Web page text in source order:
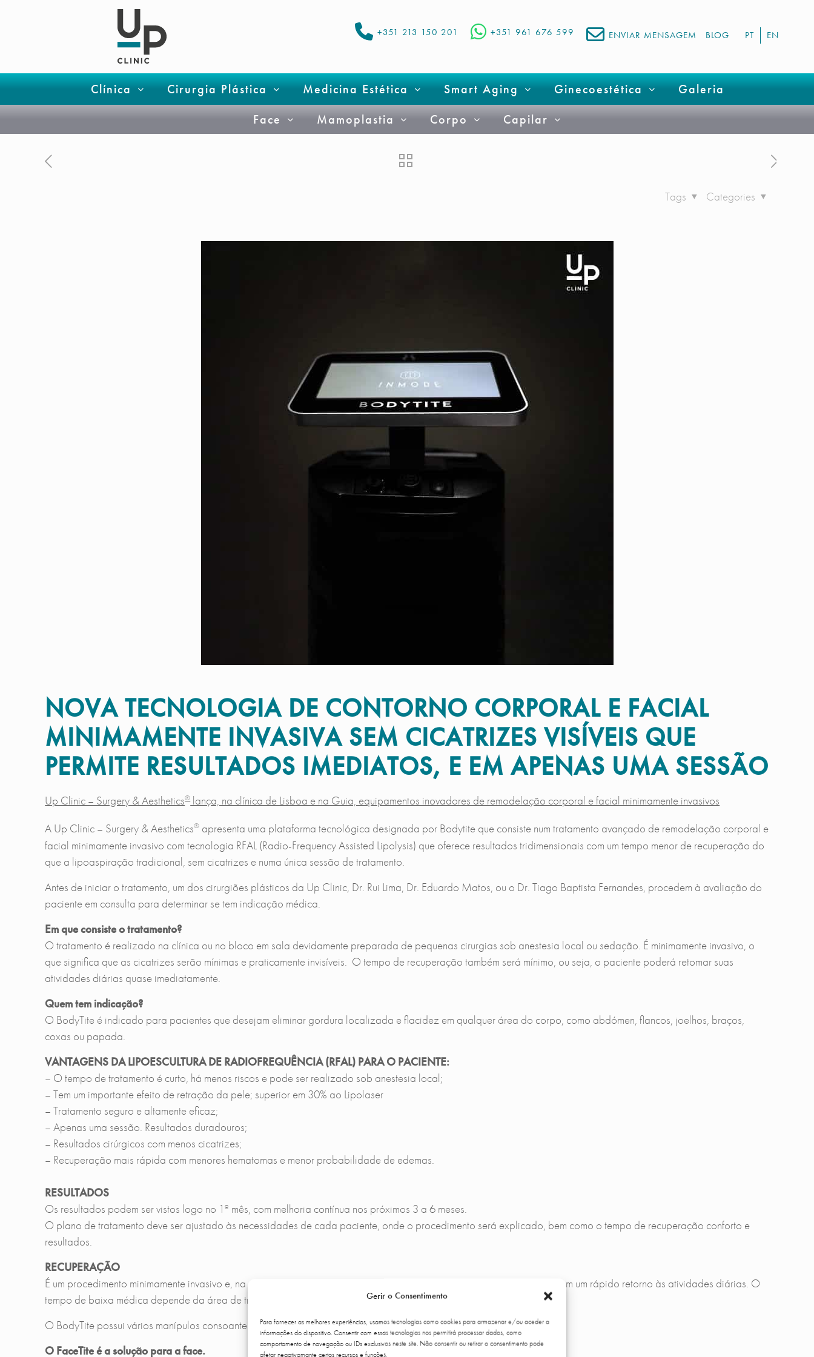
Gerir o Consentimento
Para fornecer as melhores experiências, usamos tecnologias como cookies para armazenar e/ou aceder a
informações do dispositivo. Consentir com essas tecnologias nos permitirá processar dados, como
comportamento de navegação ou IDs exclusivos neste site. Não consentir ou retirar o consentimento pode
afetar negativamante certos recursos e funções.
PT EN
BLOG
ENVIAR MENSAGEM
+351 961 676 599
+351 213 150 201
Clínica Cirurgia Plástica Medicina Estética Smart Aging Ginecoestética
Galeria
Face
Mamoplastia Corpo Capilar
Categories
Tags
NOVA TECNOLOGIA DE CONTORNO CORPORAL E FACIAL
MINIMAMENTE INVASIVA SEM CICATRIZES VISÍVEIS QUE
PERMITE RESULTADOS IMEDIATOS, E EM APENAS UMA SESSÃO
Up Clinic – Surgery & Aesthetics®lança, na clínica de Lisboa e na Guia, equipamentos inovadores de remodelação corporal e facial minimamente invasivos
A Up Clinic – Surgery & Aesthetics® apresenta uma plataforma tecnológica designada por Bodytite que consiste num tratamento avançado de remodelação corporal e
facial minimamente invasivo com tecnologia RFAL (Radio-Frequency Assisted Lipolysis) que oferece resultados tridimensionais com um tempo menor de recuperação do
que a lipoaspiração tradicional, sem cicatrizes e numa única sessão de tratamento.
Antes de iniciar o tratamento, um dos cirurgiões plásticos da Up Clinic, Dr. Rui Lima, Dr. Eduardo Matos, ou o Dr. Tiago Baptista Fernandes, procedem à avaliação do
paciente em consulta para determinar se tem indicação médica.
Em que consiste o tratamento?
O tratamento é realizado na clínica ou no bloco em sala devidamente preparada de pequenas cirurgias sob anestesia local ou sedação. É minimamente invasivo, o
que significa que as cicatrizes serão mínimas e praticamente invisíveis. O tempo de recuperação também será mínimo, ou seja, o paciente poderá retomar suas
atividades diárias quase imediatamente.
Quem tem indicação?
O BodyTite é indicado para pacientes que desejam eliminar gordura localizada e flacidez em qualquer área do corpo, como abdómen, flancos, joelhos, braços,
coxas ou papada.
VANTAGENS DA LIPOESCULTURA DE RADIOFREQUÊNCIA (RFAL) PARA O PACIENTE:
– O tempo de tratamento é curto, há menos riscos e pode ser realizado sob anestesia local;
– Tem um importante efeito de retração da pele; superior em 30% ao Lipolaser
– Tratamento seguro e altamente eficaz;
– Apenas uma sessão. Resultados duradouros;
– Resultados cirúrgicos com menos cicatrizes;
– Recuperação mais rápida com menores hematomas e menor probabilidade de edemas.
RESULTADOS
Os resultados podem ser vistos logo no 1º mês, com melhoria contínua nos próximos 3 a 6 meses.
O plano de tratamento deve ser ajustado às necessidades de cada paciente, onde o procedimento será explicado, bem como o tempo de recuperação conforto e
resultados.
RECUPERAÇÃO
É um procedimento minimamente invasivo e, na maioria dos casos, pode ser ambulatório, sendo, portanto, compatível com um rápido retorno às atividades diárias. O
tempo de baixa médica depende da área de tratamento, podendo variar de 1 a 2 dias, ou no máximo 10 dias.
O BodyTite possui vários manípulos consoante a área de corpo a tratar.
O FaceTite é a solução para a face.